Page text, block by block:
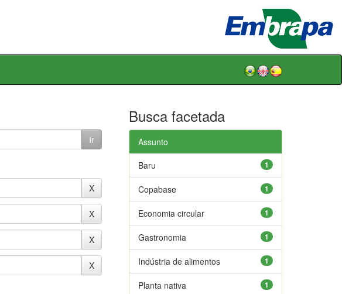
Busca facetada
Assunto
1
Baru
1
Copabase
1
Economia circular
1
Gastronomia
1
Indústria de alimentos
1
Planta nativa